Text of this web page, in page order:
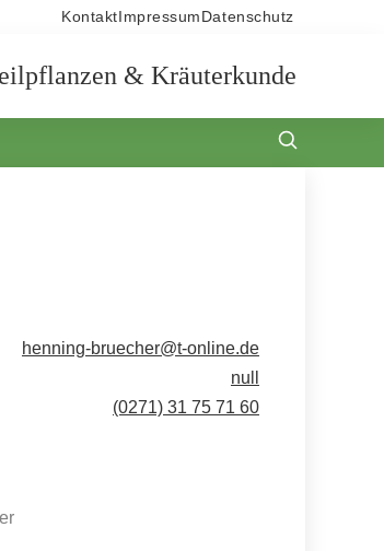
Kontakt Impressum Datenschutz
& Kräuterkunde
henning-bruecher@t-online.de
null
(0271) 31 75 71 60